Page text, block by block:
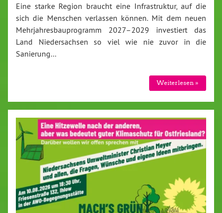
Eine starke Region braucht eine Infrastruktur, auf die
sich die Menschen verlassen können. Mit dem neuen
Mehrjahresbauprogramm 2027–2029 investiert das
Land Niedersachsen so viel wie nie zuvor in die
Sanierung…
Weiterlesen »